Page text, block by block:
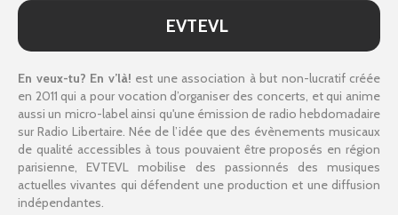
EVTEVL
En veux-tu? En v’là! est une association à but non-lucratif créée
en 2011 qui a pour vocation d’organiser des concerts, et qui anime
aussi un micro-label ainsi qu'une émission de radio hebdomadaire
sur Radio Libertaire. Née de l’idée que des évènements musicaux
de qualité accessibles à tous pouvaient être proposés en région
parisienne, EVTEVL mobilise des passionnés des musiques
actuelles vivantes qui défendent une production et une diffusion
indépendantes.